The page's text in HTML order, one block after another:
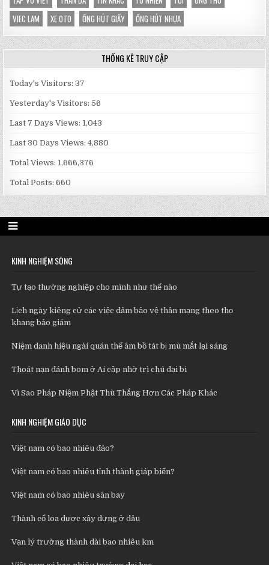
VIEC LAM
XE OTO ỐNG HÚT GIẤY ỐNG HÚT NHỰA
THỐNG KÊ TRUY CẬP
Today's Visitors:37
Yesterday's Visitors:56
Last 7 Days Views: 1,043
Last 30 Days Views:4,880
Total Views: 1,666,376
Total Posts:660
KINH NGHIỆM SỐNG
Tự tạo thường nghiệp cho mình như thế nào
Lịch ngày kiêng cử các việc dâm bảo vệ thân mạng theo thọ
khang bảo giám
Niệm danh hiệu ngài quán thế âm bồ tát bị mù mắt lại sáng
Thoát nạn đánh bom ở Ai cập nhờ trì chú đại bi
Vì Sao Pháp Niệm Phật Thù Thắng Hơn Các Pháp Khác
KINH NGHIỆM GIÁO DỤC
Việt nam có bao nhiêu đảo?
Việt nam có bao nhiêu tỉnh thành giáp biển?
Việt nam có bao nhiêu sân bay
Thành cổ loa được xây dựng ở đâu
Vạn lý trường thành dài bao nhiêu km